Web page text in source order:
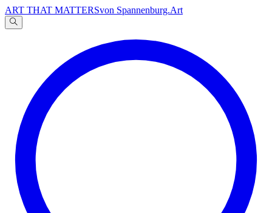
ART THAT MATTERSvon Spannenburg.Art
文